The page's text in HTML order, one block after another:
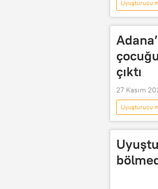
Uyuşturucu
Uyuşturucu
Uyuşturucu
çıktı
27 Kasım
Uyuşturucu
Haberler
Uyuşturucu
Uyuşturucu